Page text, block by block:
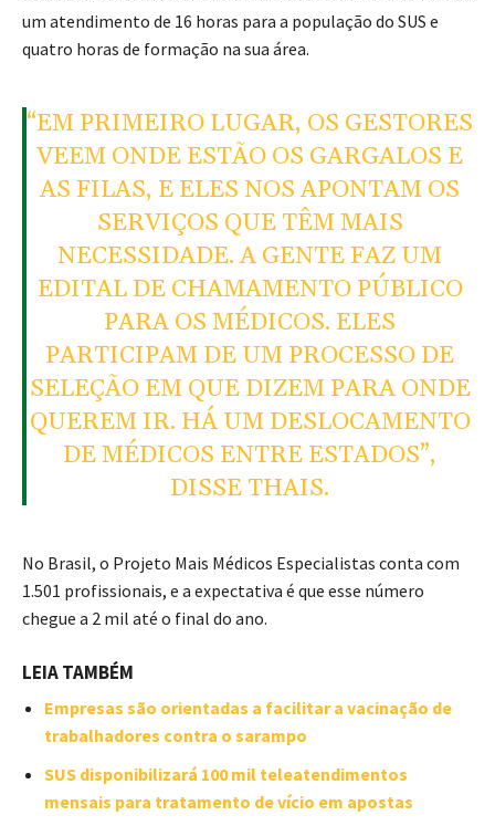
um atendimento de 16 horas para a população do SUS e
quatro horas de formação na sua área.
“EM PRIMEIRO LUGAR, OS GESTORES
VEEM ONDE ESTÃO OS GARGALOS E
AS FILAS, E ELES NOS APONTAM OS
SERVIÇOS QUE TÊM MAIS
NECESSIDADE. A GENTE FAZ UM
EDITAL DE CHAMAMENTO PÚBLICO
PARA OS MÉDICOS. ELES
PARTICIPAM DE UM PROCESSO DE
SELEÇÃO EM QUE DIZEM PARA ONDE
QUEREM IR. HÁ UM DESLOCAMENTO
DE MÉDICOS ENTRE ESTADOS”,
DISSE THAIS.
No Brasil, o Projeto Mais Médicos Especialistas conta com
1.501 profissionais, e a expectativa é que esse número
chegue a 2 mil até o final do ano.
LEIA TAMBÉM
Empresas são orientadas a facilitar a vacinação de
trabalhadores contra o sarampo
SUS disponibilizará 100 mil teleatendimentos
mensais para tratamento de vício em apostas